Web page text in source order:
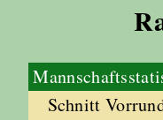
Schnitt